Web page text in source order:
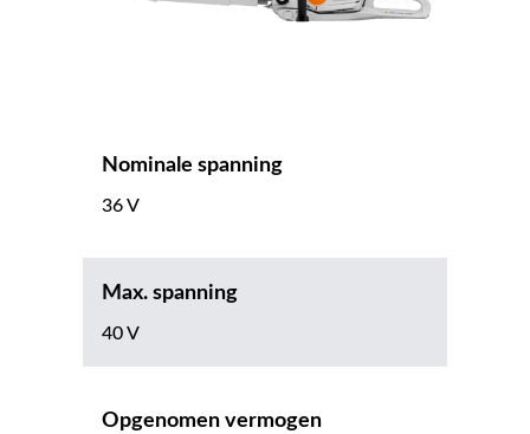
Nominale spanning
36 V
Max. spanning
40 V
Opgenomen vermogen